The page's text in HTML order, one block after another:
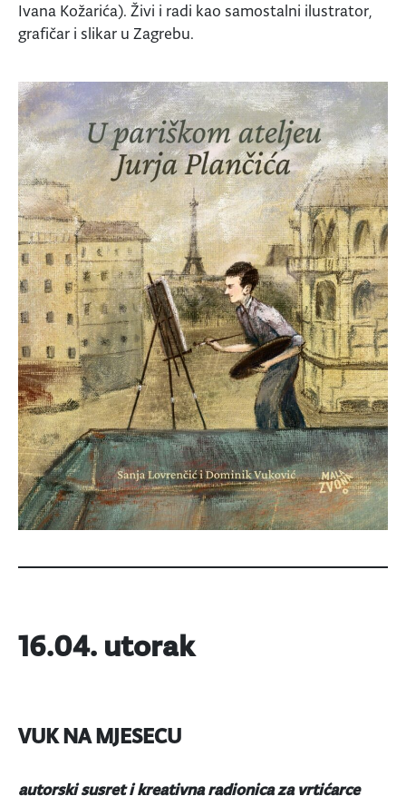
Ivana Kožarića). Živi i radi kao samostalni ilustrator,
grafičar i slikar u Zagrebu.
16.04. utorak
VUK NA MJESECU
autorski susret i kreativna radionica za vrtićarce